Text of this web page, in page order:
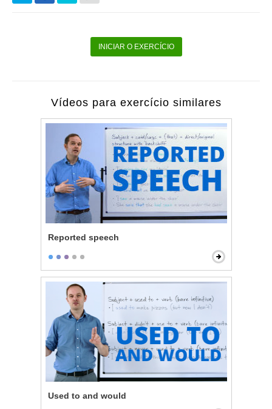
INICIAR O EXERCÍCIO
Vídeos para exercício similares
Reported speech
Used to and would